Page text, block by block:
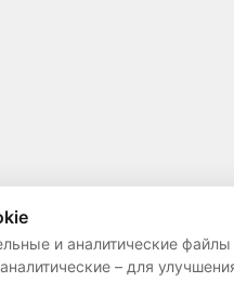
и аналитические
– для